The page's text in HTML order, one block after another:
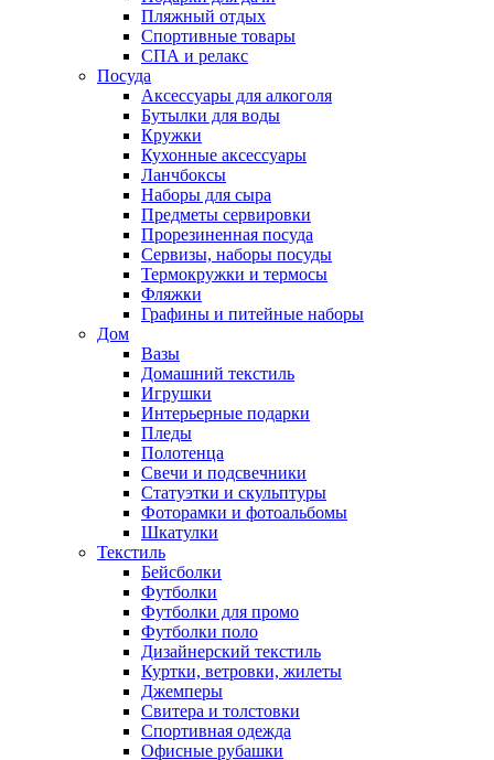
Пляжный отдых
Спортивные товары
СПА и релакс
Посуда
Аксессуары для алкоголя
Бутылки для воды
Кружки
Кухонные аксессуары
Ланчбоксы
Наборы для сыра
Предметы сервировки
Прорезиненная посуда
Сервизы, наборы посуды
Термокружки и термосы
Фляжки
Графины и питейные наборы
Дом
Вазы
Домашний текстиль
Игрушки
Интерьерные подарки
Пледы
Полотенца
Свечи и подсвечники
Статуэтки и скульптуры
Фоторамки и фотоальбомы
Шкатулки
Текстиль
Бейсболки
Футболки
Футболки для промо
Футболки поло
Дизайнерский текстиль
Куртки, ветровки, жилеты
Джемперы
Свитера и толстовки
Спортивная одежда
Офисные рубашки